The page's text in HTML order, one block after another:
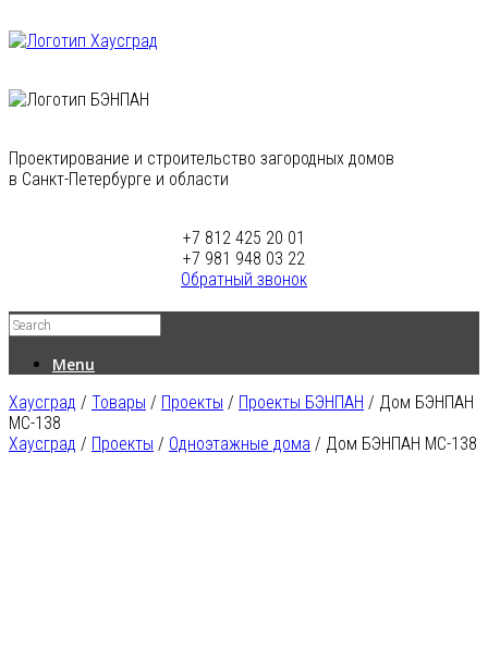
Проектирование и строительство загородных домов
в Санкт-Петербурге и области
+7 812 425 20 01
+7 981 948 03 22
Обратный звонок
Menu
Хаусград / Товары / Проекты / Проекты БЭНПАН / Дом БЭНПАН
МС-138
Хаусград / Проекты / Одноэтажные дома / Дом БЭНПАН МС-138